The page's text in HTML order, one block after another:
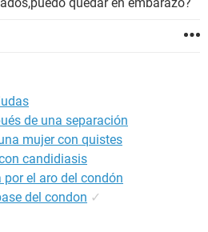
de una separación
mujer con quistes
candidiasis
por el aro del condón
del condon ✓